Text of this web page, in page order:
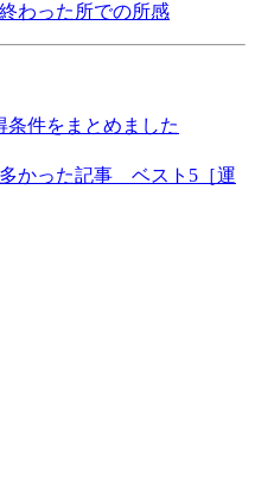
わった所での所感
条件をまとめました
かった記事 ベスト5［運